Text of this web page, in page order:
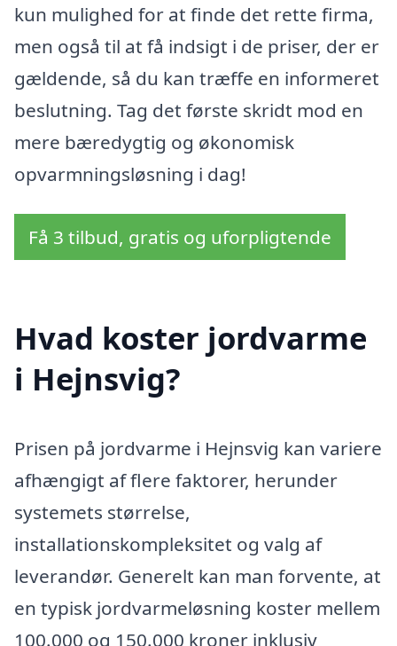
kun mulighed for at finde det rette firma,
men også til at få indsigt i de priser, der er
gældende, så du kan træffe en informeret
beslutning. Tag det første skridt mod en
mere bæredygtig og økonomisk
opvarmningsløsning i dag!
Få 3 tilbud, gratis og uforpligtende
Hvad koster jordvarme
i Hejnsvig?
Prisen på jordvarme i Hejnsvig kan variere
afhængigt af flere faktorer, herunder
systemets størrelse,
installationskompleksitet og valg af
leverandør. Generelt kan man forvente, at
en typisk jordvarmeløsning koster mellem
100.000 og 150.000 kroner inklusiv